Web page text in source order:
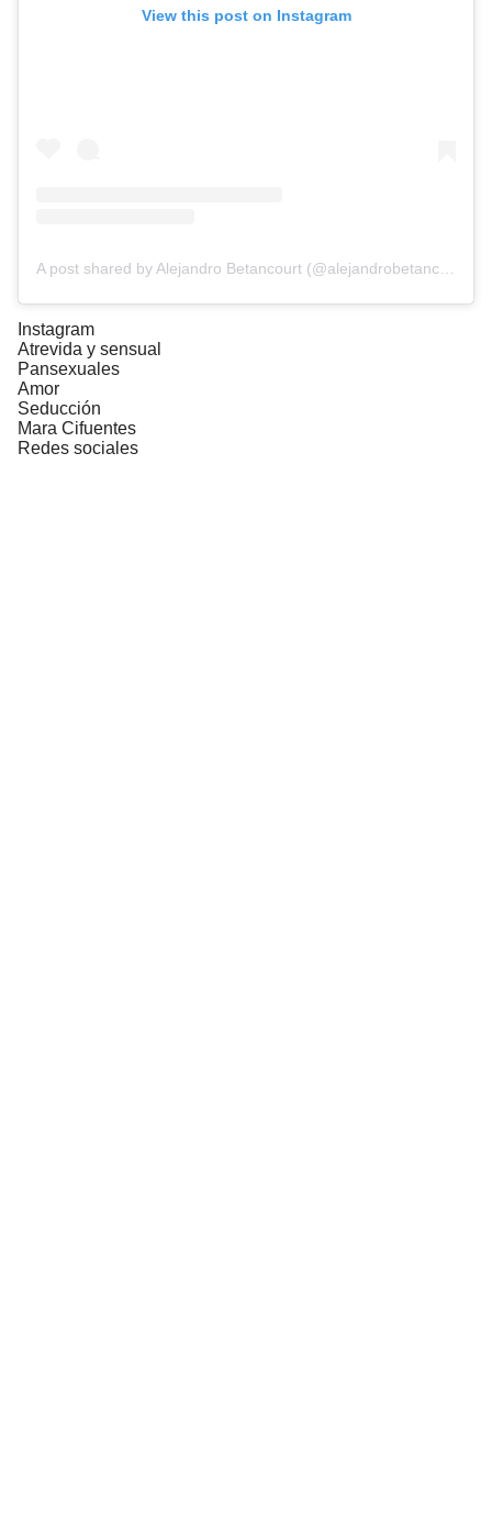
View this post on Instagram
A post shared by Alejandro Betancourt (@alejandrobetancourt7)
Instagram
Atrevida y sensual
Pansexuales
Amor
Seducción
Mara Cifuentes
Redes sociales